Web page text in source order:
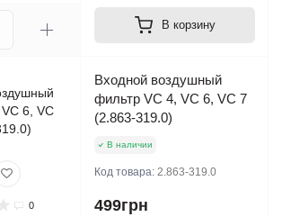
В корзину
0
Входной воздушный
фильтр VC 4, VC 6, VC 7
(2.863-319.0)
В наличии
Код товара: 2.863-319.0
499грн